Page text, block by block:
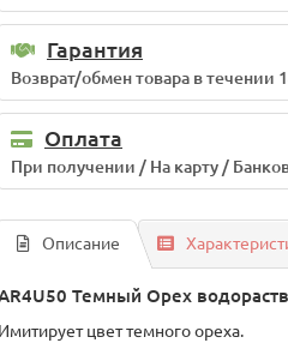
Гарантия
Возврат/обмен товара в течении
Оплата
При получении / На карту /
Описание
Темный Орех
Имитирует цвет темного ореха.